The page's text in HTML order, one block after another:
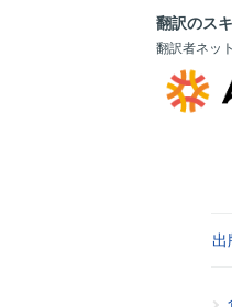
翻訳のス
翻訳者ネッ
出